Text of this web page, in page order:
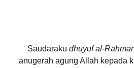
Saudaraku dhuyuf al-
anugerah agung Allah kepada